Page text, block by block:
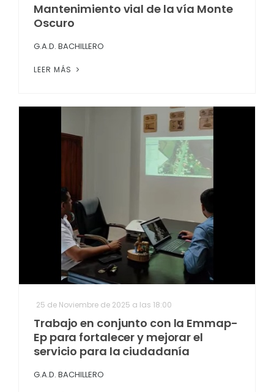
Mantenimiento vial de la vía Monte
Oscuro
G.A.D. BACHILLERO
LEER MÁS
25 de Noviembre de 2025 a las 18:00
Trabajo en conjunto con la Emmap-
Ep para fortalecer y mejorar el
servicio para la ciudadanía
G.A.D. BACHILLERO